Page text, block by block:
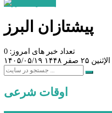
پیشتازان البرز
تعداد خبر های امروز: 0
۱۴۰۵/۰۵/۱۹
الإثنين ۲۵ صفر ۱۴۴۸
اوقات شرعی